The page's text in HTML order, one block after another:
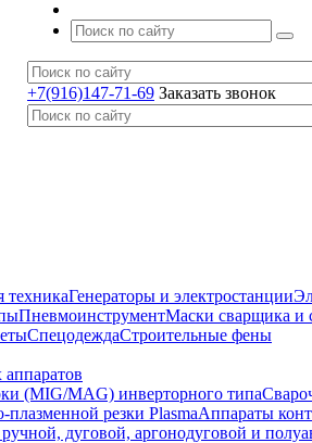
+7(916)147-71-69 Заказать звонок
техникаГенераторы и электростанции
ПневмоинструментМаски сварщика и
СпецодеждаСтроительные фены
(MIG/MAG) инверторного типа
резки PlasmaАппараты
дуговой, аргонодуговой и